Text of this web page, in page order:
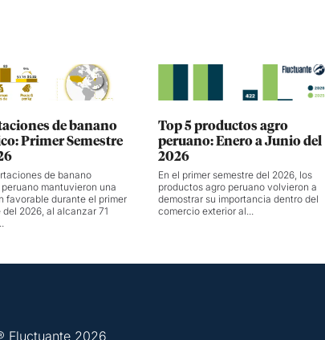
de banano
Primer Semestre
de banano
mantuvieron una
favorable durante el primer
del 2026, al alcanzar 71
Top 5 productos agro
peruano: Enero a Junio del
2026
En el primer semestre del 2026, los
productos agro peruano volvieron a
demostrar su importancia dentro del
comercio exterior al...
Fluctuante 2026